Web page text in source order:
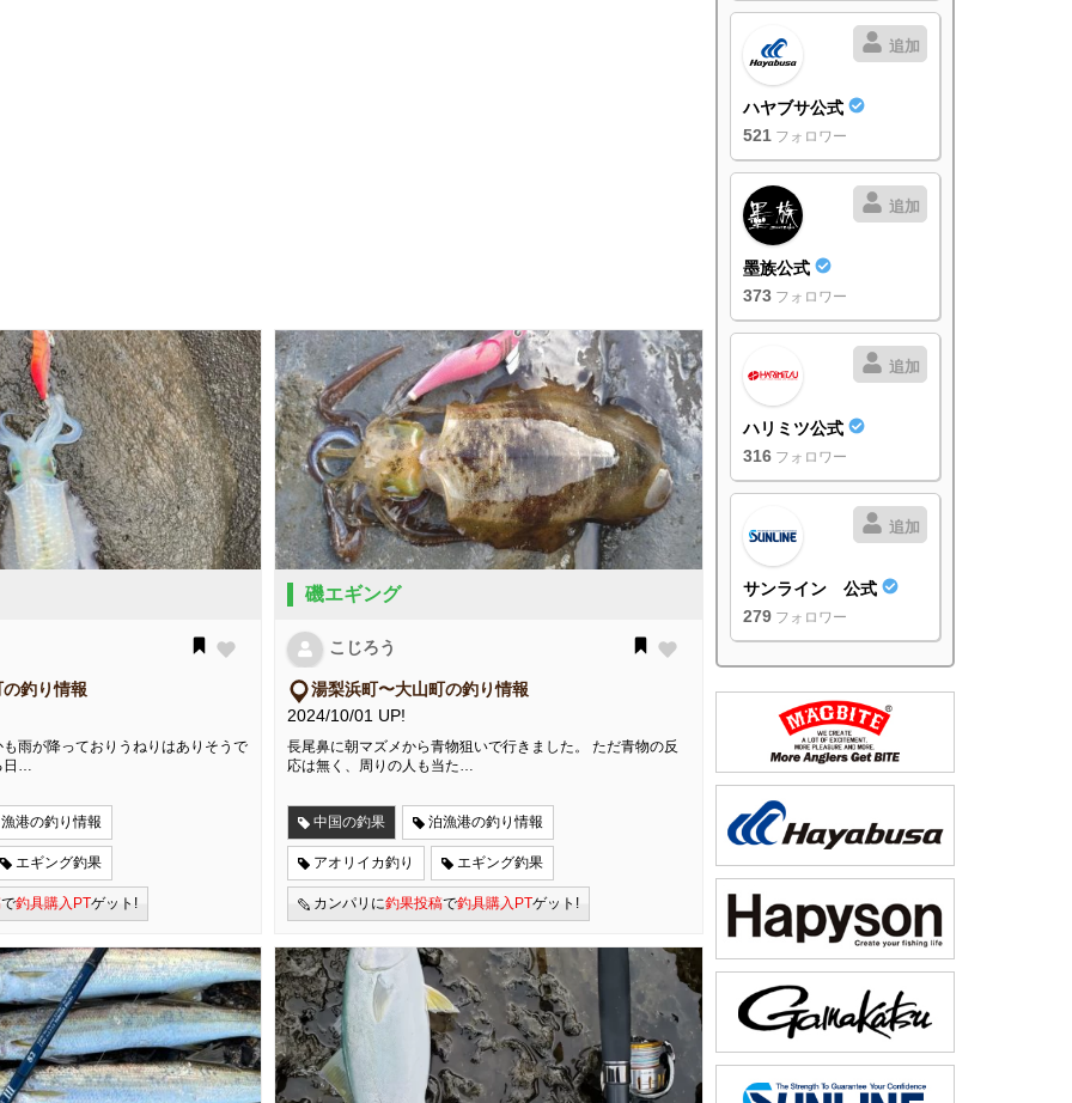
釣り情報
雨が降っておりうねりはありそうで
日…
港の釣り情報
エギング釣果
で釣具購入PTゲット!
磯エギング
こじろう
湯梨浜町〜大山町の釣り情報
2024/10/01 UP!
長尾鼻に朝マズメから青物狙いで行きました。 ただ青物の反
応は無く、周りの人も当た…
中国の釣果 泊漁港の釣り情報
アオリイカ釣り エギング釣果
カンパリに釣果投稿で釣具購入PTゲット!
追加
ハヤブサ公式
521 フォロワー
追加
墨族公式
373 フォロワー
追加
ハリミツ公式
316 フォロワー
追加
サンライン 公式
279 フォロワー